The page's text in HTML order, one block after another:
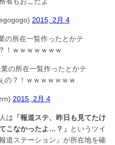
2015, 2月 4
の所在一覧作ったとかテ
！ｗｗｗｗｗｗｗ
の所在一覧作ったとかテ
の？！ｗｗｗｗｗｗｗ
2015, 2月 4
は 「報道ステ、昨日も見てたけ
こなかったよ…？」 というツイ
道ステーション』が所在地を確